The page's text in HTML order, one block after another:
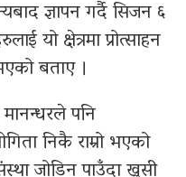
ज्ञापन गर्दै सिजन ६
यो क्षेत्रमा प्रोत्साहन
बताए ।
पनि
निकै राम्रो भएको